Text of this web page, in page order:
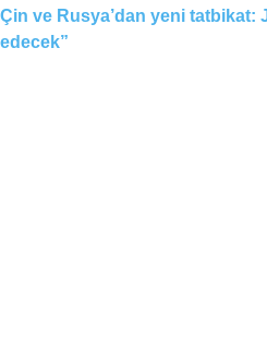
Çin ve Rusya’dan yeni tatbikat:
edecek”